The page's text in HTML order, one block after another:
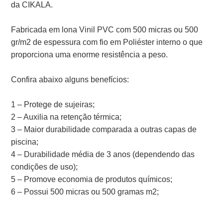
da CIKALA.
Fabricada em lona Vinil PVC com 500 micras ou 500
gr/m2 de espessura com fio em Poliéster interno o que
proporciona uma enorme resistência a peso.
Confira abaixo alguns benefícios:
1 – Protege de sujeiras;
2 – Auxilia na retenção térmica;
3 – Maior durabilidade comparada a outras capas de
piscina;
4 – Durabilidade média de 3 anos (dependendo das
condições de uso);
5 – Promove economia de produtos químicos;
6 – Possui 500 micras ou 500 gramas m2;